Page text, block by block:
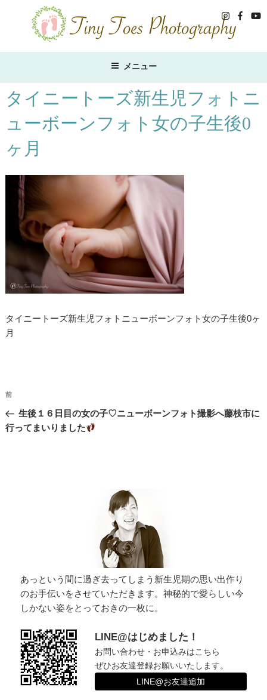
ン
キ
メニュー
タイニートーズ新生児フォトニ
ューボーンフォト女の子生後0
ヶ月
タイニートーズ新生児フォトニューボーンフォト女の子生後0ヶ
月
投
稿
ナ
過
去
の
前
生後１６日目の女の子♡ニューボーンフォト撮影へ藤枝市に
行ってまいりました
あっという間に過ぎ去ってしまう新生児期の思い出作り
のお手伝いをさせていただきます。神秘的で愛らしい今
しかない姿をとっておきの一枚に。
LINE@はじめました！
お問い合わせ・お申込みはこちら
ぜひお友達登録お願いいたします。
LINE@お友達追加